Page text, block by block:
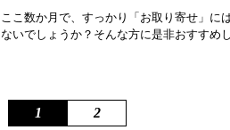
ここ数か月で、すっかり「お取り寄せ」に
ないでしょうか？そんな方に是非おすすめ
1 2